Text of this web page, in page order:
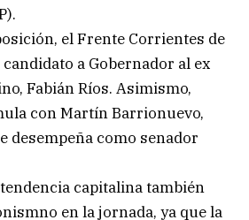
el Frente Corrientes de
a Gobernador al ex
Fabián Ríos. Asimismo,
con Martín Barrionuevo,
desempeña como senador
capitalina también
en la jornada, ya que la